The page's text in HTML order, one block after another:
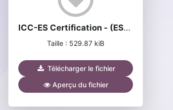
ICC-ES Certification - (ESR-4854).pdf
Taille : 529.87 kiB
Télécharger le fichier
Aperçu du fichier